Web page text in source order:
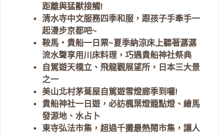
距離與猛獸接觸!
清水寺中文服務四季和服，跟孩子手牽手一
起漫步京都吧~
鞍馬・貴船一日票~夏季納涼床上聽著潺潺
流水聲享用川床料理，巧遇貴船神社祭典
自駕遊天橋立、飛龍觀展望所，日本三大景
之一
美山北村茅葺屋自駕遊雪燈廊季到囉!
貴船神社一日遊，必訪楓葉燈籠點燈、繪馬
發源地、水占卜
東寺弘法市集，超過千攤最熱鬧市集，讓人